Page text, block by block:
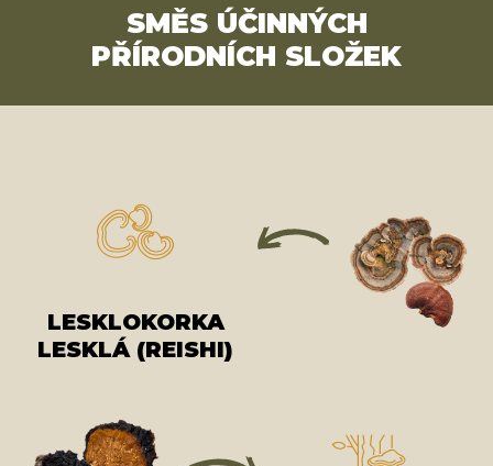
SMĚS ÚČINNÝCH
PŘÍRODNÍCH SLOŽEK
LESKLOKORKA
LESKLÁ (REISHI)